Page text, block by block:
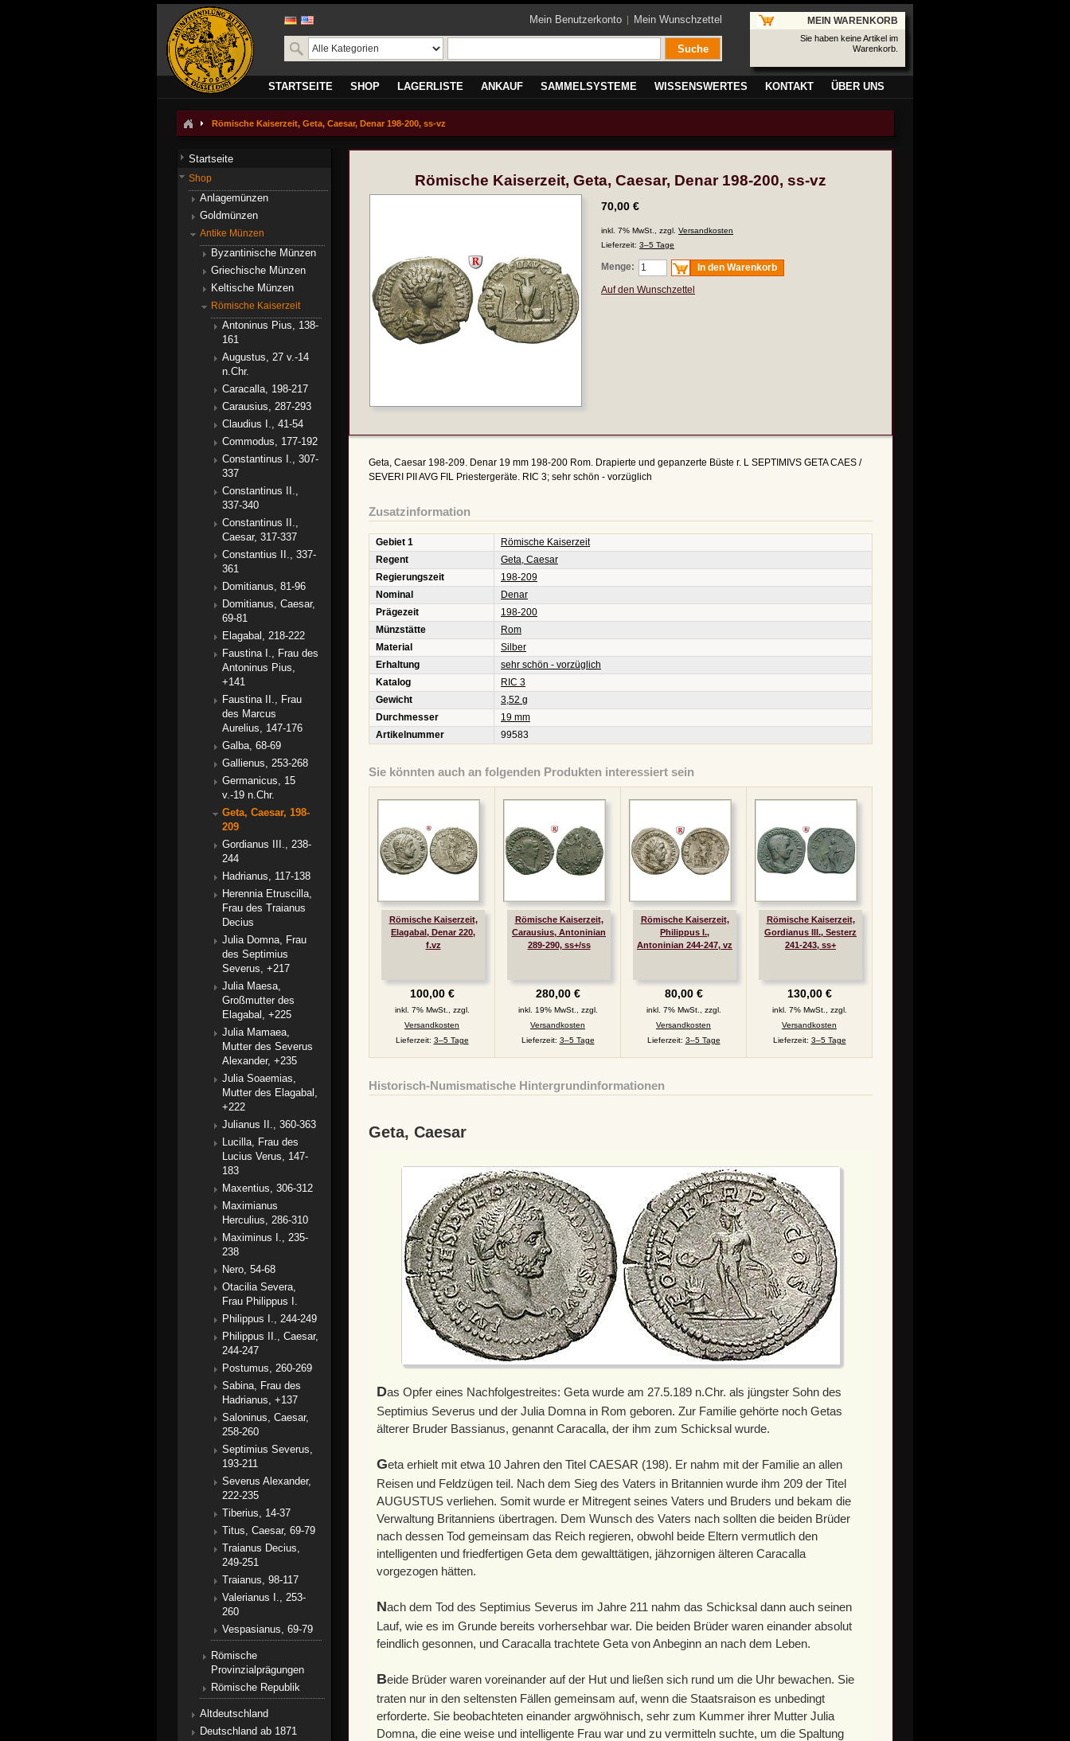
Mein Benutzerkonto Mein Wunschzettel
Suche
MEIN WARENKORB
Sie haben keine Artikel im
Warenkorb.
STARTSEITE SHOP LAGERLISTE ANKAUF SAMMELSYSTEME WISSENSWERTES KONTAKT ÜBER UNS
Römische Kaiserzeit, Geta, Caesar, Denar 198-200, ss-vz
Römische Kaiserzeit, Geta, Caesar, Denar 198-200, ss-vz
70,00 €
inkl. 7% MwSt., zzgl. Versandkosten
Lieferzeit: 3–5 Tage
Menge:
In den Warenkorb
Auf den Wunschzettel
Geta, Caesar 198-209. Denar 19 mm 198-200 Rom. Drapierte und gepanzerte Büste r. L SEPTIMIVS GETA CAES /
SEVERI PII AVG FIL Priestergeräte. RIC 3; sehr schön - vorzüglich
Zusatzinformation
Gebiet 1
Römische Kaiserzeit
Regent
Geta, Caesar
Regierungszeit
198-209
Nominal
Denar
Prägezeit
198-200
Münzstätte
Rom
Material
Silber
Erhaltung
sehr schön - vorzüglich
Katalog
RIC 3
Gewicht
3,52 g
Durchmesser
19 mm
Artikelnummer
99583
Sie könnten auch an folgenden Produkten interessiert sein
Römische Kaiserzeit,
Elagabal, Denar 220,
f.vz
100,00 €
inkl. 7% MwSt., zzgl.
Versandkosten
Lieferzeit: 3–5 Tage
Römische Kaiserzeit,
Carausius, Antoninian
289-290, ss+/ss
280,00 €
inkl. 19% MwSt., zzgl.
Versandkosten
Lieferzeit: 3–5 Tage
Römische Kaiserzeit,
Philippus I.,
Antoninian 244-247, vz
80,00 €
inkl. 7% MwSt., zzgl.
Versandkosten
Lieferzeit: 3–5 Tage
Römische Kaiserzeit,
Gordianus III., Sesterz
241-243, ss+
130,00 €
inkl. 7% MwSt., zzgl.
Versandkosten
Lieferzeit: 3–5 Tage
Historisch-Numismatische Hintergrundinformationen
Geta, Caesar
Das Opfer eines Nachfolgestreites: Geta wurde am 27.5.189 n.Chr. als jüngster Sohn des
Septimius Severus und der Julia Domna in Rom geboren. Zur Familie gehörte noch Getas
älterer Bruder Bassianus, genannt Caracalla, der ihm zum Schicksal wurde.
Geta erhielt mit etwa 10 Jahren den Titel CAESAR (198). Er nahm mit der Familie an allen
Reisen und Feldzügen teil. Nach dem Sieg des Vaters in Britannien wurde ihm 209 der Titel
AUGUSTUS verliehen. Somit wurde er Mitregent seines Vaters und Bruders und bekam die
Verwaltung Britanniens übertragen. Dem Wunsch des Vaters nach sollten die beiden Brüder
nach dessen Tod gemeinsam das Reich regieren, obwohl beide Eltern vermutlich den
intelligenten und friedfertigen Geta dem gewalttätigen, jähzornigen älteren Caracalla
vorgezogen hätten.
Nach dem Tod des Septimius Severus im Jahre 211 nahm das Schicksal dann auch seinen
Lauf, wie es im Grunde bereits vorhersehbar war. Die beiden Brüder waren einander absolut
feindlich gesonnen, und Caracalla trachtete Geta von Anbeginn an nach dem Leben.
Beide Brüder waren voreinander auf der Hut und ließen sich rund um die Uhr bewachen. Sie
traten nur in den seltensten Fällen gemeinsam auf, wenn die Staatsraison es unbedingt
erforderte. Sie beobachteten einander argwöhnisch, sehr zum Kummer ihrer Mutter Julia
Domna, die eine weise und intelligente Frau war und zu vermitteln suchte, um die Spaltung
Startseite
Shop
Anlagemünzen
Goldmünzen
Antike Münzen
Byzantinische Münzen
Griechische Münzen
Keltische Münzen
Römische Kaiserzeit
Antoninus Pius, 138-
161
Augustus, 27 v.-14
n.Chr.
Caracalla, 198-217
Carausius, 287-293
Claudius I., 41-54
Commodus, 177-192
Constantinus I., 307-
337
Constantinus II.,
337-340
Constantinus II.,
Caesar, 317-337
Constantius II., 337-
361
Domitianus, 81-96
Domitianus, Caesar,
69-81
Elagabal, 218-222
Faustina I., Frau des
Antoninus Pius,
+141
Faustina II., Frau
des Marcus
Aurelius, 147-176
Galba, 68-69
Gallienus, 253-268
Germanicus, 15
v.-19 n.Chr.
Geta, Caesar, 198-
209
Gordianus III., 238-
244
Hadrianus, 117-138
Herennia Etruscilla,
Frau des Traianus
Decius
Julia Domna, Frau
des Septimius
Severus, +217
Julia Maesa,
Großmutter des
Elagabal, +225
Julia Mamaea,
Mutter des Severus
Alexander, +235
Julia Soaemias,
Mutter des Elagabal,
+222
Julianus II., 360-363
Lucilla, Frau des
Lucius Verus, 147-
183
Maxentius, 306-312
Maximianus
Herculius, 286-310
Maximinus I., 235-
238
Nero, 54-68
Otacilia Severa,
Frau Philippus I.
Philippus I., 244-249
Philippus II., Caesar,
244-247
Postumus, 260-269
Sabina, Frau des
Hadrianus, +137
Saloninus, Caesar,
258-260
Septimius Severus,
193-211
Severus Alexander,
222-235
Tiberius, 14-37
Titus, Caesar, 69-79
Traianus Decius,
249-251
Traianus, 98-117
Valerianus I., 253-
260
Vespasianus, 69-79
Römische
Provinzialprägungen
Römische Republik
Altdeutschland
Deutschland ab 1871